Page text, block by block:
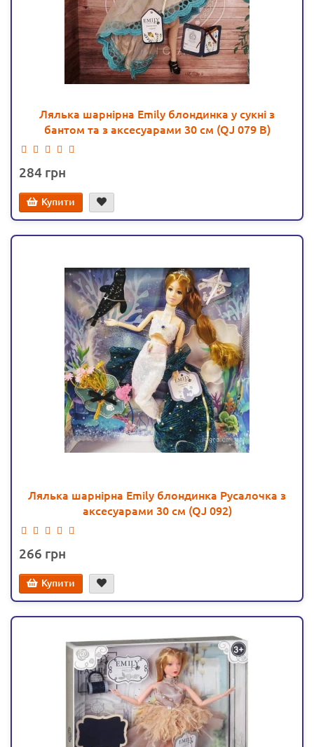
Лялька шарнірна Emily блондинка у сукні з
бантом та з аксесуарами 30 см (QJ 079 B)
284
Купити
Лялька шарнірна Emily блондинка Русалочка з
аксесуарами 30 см (QJ 092)
266
Купити